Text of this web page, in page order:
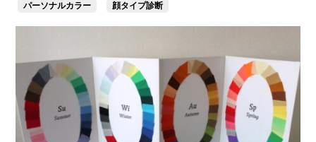
パーソナルカラー 顔タイプ診断